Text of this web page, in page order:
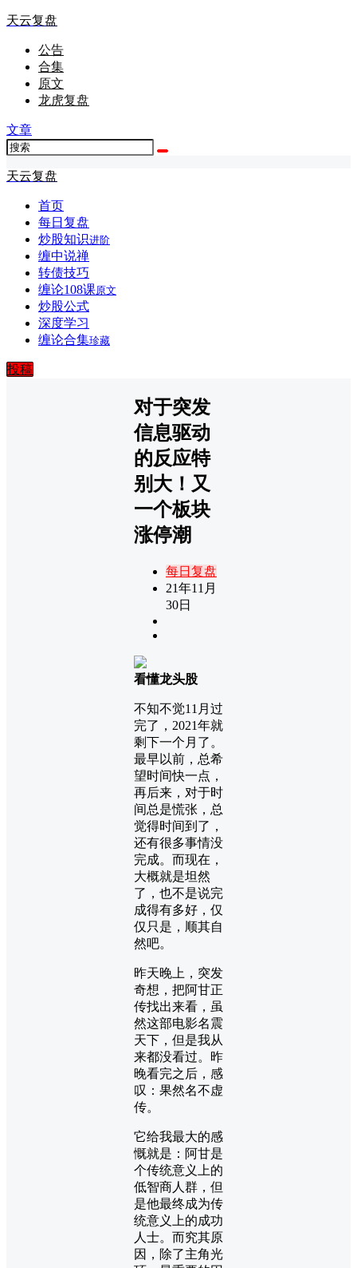
天云复盘
公告
合集
原文
龙虎复盘
文章
天云复盘
首页
每日复盘
炒股知识进阶
缠中说禅
转债技巧
缠论108课原文
炒股公式
深度学习
缠论合集珍藏
投稿
对于突发
信息驱动
的反应特
别大！又
一个板块
涨停潮
每日复盘
21年11月
30日
看懂龙头股
不知不觉11月过
完了，2021年就
剩下一个月了。
最早以前，总希
望时间快一点，
再后来，对于时
间总是慌张，总
觉得时间到了，
还有很多事情没
完成。而现在，
大概就是坦然
了，也不是说完
成得有多好，仅
仅只是，顺其自
然吧。
昨天晚上，突发
奇想，把阿甘正
传找出来看，虽
然这部电影名震
天下，但是我从
来都没看过。昨
晚看完之后，感
叹：果然名不虚
传。
它给我最大的感
慨就是：阿甘是
个传统意义上的
低智商人群，但
是他最终成为传
统意义上的成功
人士。而究其原
因，除了主角光